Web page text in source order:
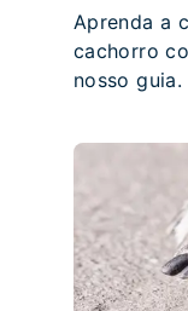
Aprenda a
cachorro
nosso guia.